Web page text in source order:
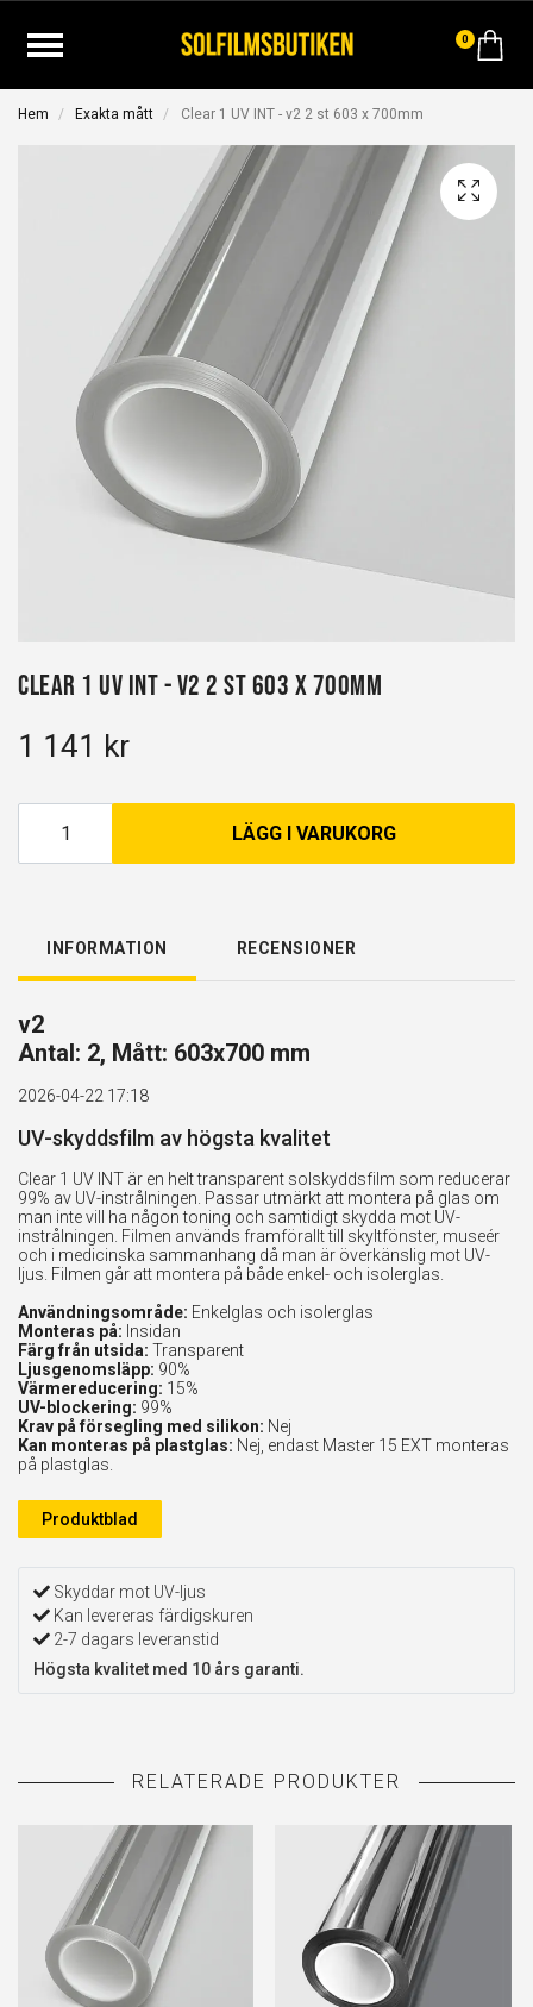
0
Hem Exakta mått Clear 1 UV INT - v2 2 st 603 x 700mm
Clear 1 UV INT - v2 2 st 603 x 700mm
1 141 kr
LÄGG I VARUKORG
INFORMATION RECENSIONER
v2
Antal: 2, Mått: 603x700 mm
2026-04-22 17:18
UV-skyddsfilm av högsta kvalitet
Clear 1 UV INT är en helt transparent solskyddsfilm som reducerar
99% av UV-instrålningen. Passar utmärkt att montera på glas om
man inte vill ha någon toning och samtidigt skydda mot UV-
instrålningen. Filmen används framförallt till skyltfönster, museér
och i medicinska sammanhang då man är överkänslig mot UV-
ljus. Filmen går att montera på både enkel- och isolerglas.
Användningsområde: Enkelglas och isolerglas
Monteras på: Insidan
Färg från utsida: Transparent
Ljusgenomsläpp: 90%
Värmereducering: 15%
UV-blockering: 99%
Krav på försegling med silikon: Nej
Kan monteras på plastglas: Nej, endast Master 15 EXT monteras
på plastglas.
Produktblad
Skyddar mot UV-ljus
Kan levereras färdigskuren
2-7 dagars leveranstid
Högsta kvalitet med 10 års garanti.